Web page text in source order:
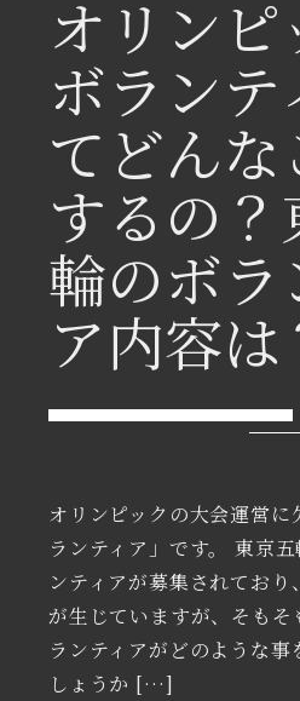
オリンピ
ボランテ
てどんな
するの
輪のボラ
ア内容は
オリンピックの大会運営に
ランティア」です。 東京
ンティアが募集されてお
が生じていますが、そもそ
ランティアがどのような
しょうか […]